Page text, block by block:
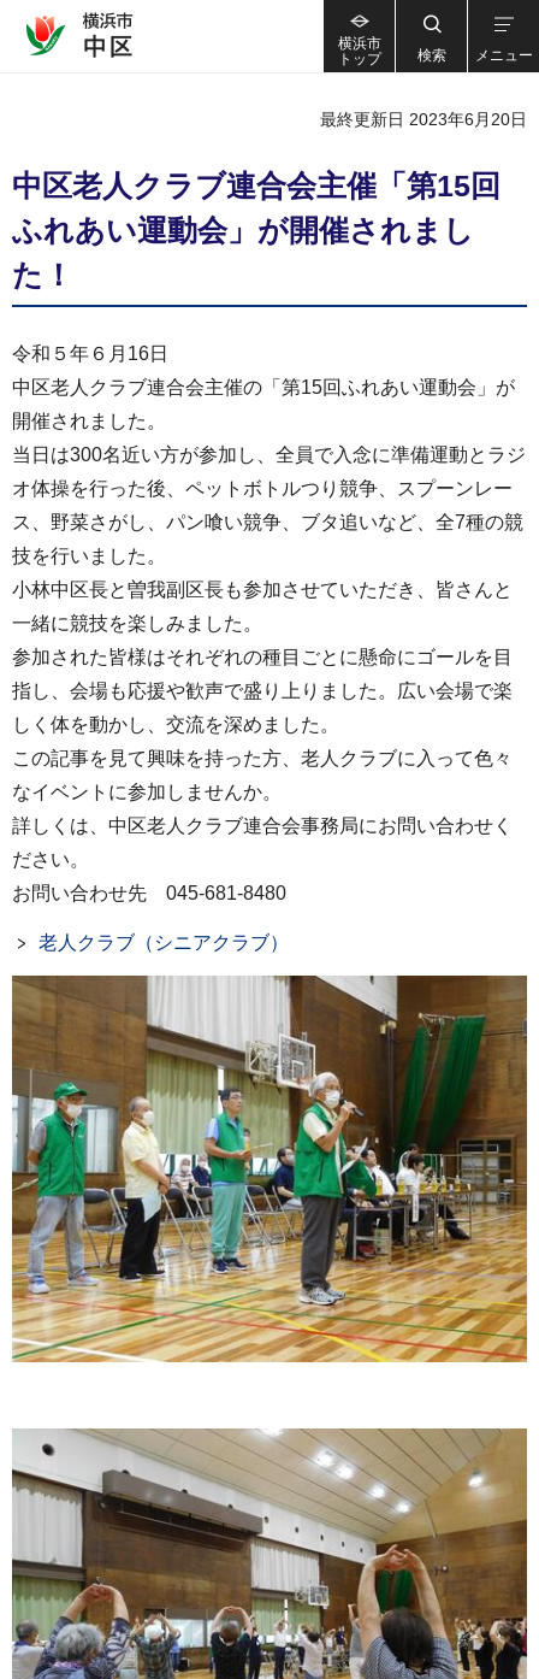
横浜市
トップ
検索 メニュー
最終更新日 2023年6月20日
中区老人クラブ連合会主催「第15回
ふれあい運動会」が開催されまし
た！
令和５年６月16日
中区老人クラブ連合会主催の「第15回ふれあい運動会」が
開催されました。
当日は300名近い方が参加し、全員で入念に準備運動とラジ
オ体操を行った後、ペットボトルつり競争、スプーンレー
ス、野菜さがし、パン喰い競争、ブタ追いなど、全7種の競
技を行いました。
小林中区長と曽我副区長も参加させていただき、皆さんと
一緒に競技を楽しみました。
参加された皆様はそれぞれの種目ごとに懸命にゴールを目
指し、会場も応援や歓声で盛り上りました。広い会場で楽
しく体を動かし、交流を深めました。
この記事を見て興味を持った方、老人クラブに入って色々
なイベントに参加しませんか。
詳しくは、中区老人クラブ連合会事務局にお問い合わせく
ださい。
お問い合わせ先 045-681-8480
老人クラブ（シニアクラブ）